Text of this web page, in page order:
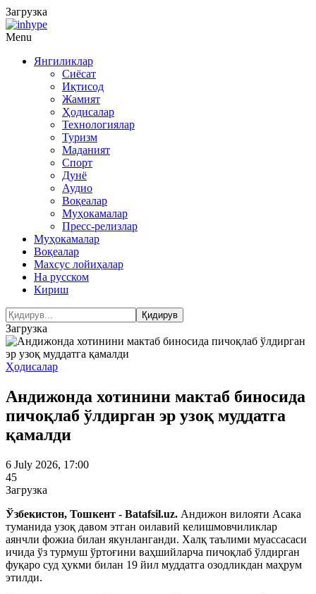
Загрузка
Menu
Янгиликлар
Сиёсат
Иқтисод
Жамият
Ҳодисалар
Технологиялар
Туризм
Маданият
Спорт
Дунё
Аудио
Воқеалар
Муҳокамалар
Пресс-релизлар
Муҳокамалар
Воқеалар
Махсус лойиҳалар
На русском
Кириш
Загрузка
Ҳодисалар
Андижонда хотинини мактаб биносида
пичоқлаб ўлдирган эр узоқ муддатга
қамалди
6 July 2026, 17:00
45
Загрузка
Ўзбекистон, Тошкент - Batafsil.uz. Андижон вилояти Асака
туманида узоқ давом этган оилавий келишмовчиликлар
аянчли фожиа билан якунланганди. Халқ таълими муассасаси
ичида ўз турмуш ўртоғини ваҳшийларча пичоқлаб ўлдирган
фуқаро суд ҳукми билан 19 йил муддатга озодликдан маҳрум
этилди.